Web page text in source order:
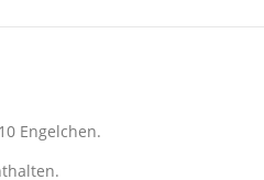
Engelchen.